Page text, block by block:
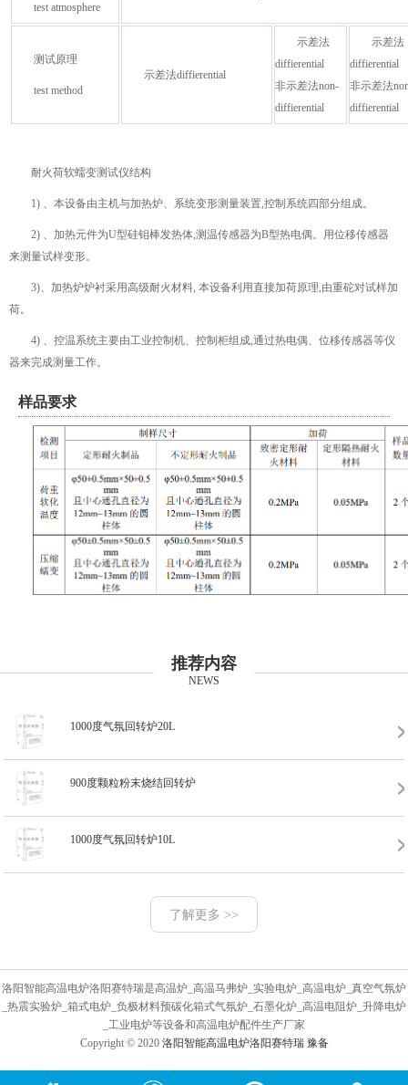
test atmosphere
测试原理
test method
示差法diffierential
示差法
diffierential
非示差法non-
diffierential
示差法
diffierential
非示差法
diffierential
耐火荷软蠕变测试仪结构
1) 、本设备由主机与加热炉、系统变形测量装置,控制系统四部分组成。
2) 、加热元件为U型硅钼棒发热体,测温传感器为B型热电偶。用位移传感器
来测量试样变形。
3)、加热炉炉衬采用高级耐火材料, 本设备利用直接加荷原理,由重砣对试样加
荷。
4) 、控温系统主要由工业控制机、控制柜组成,通过热电偶、位移传感器等仪
器来完成测量工作。
样品要求
推荐内容
NEWS
1000度气氛回转炉20L
900度颗粒粉末烧结回转炉
1000度气氛回转炉10L
了解更多 >>
洛阳智能高温电炉洛阳赛特瑞是高温炉_高温马弗炉_实验电炉_高温电炉_真空气氛炉
_热震实验炉_箱式电炉_负极材料预碳化箱式气氛炉_石墨化炉_高温电阻炉_升降电炉
_工业电炉等设备和高温电炉配件生产厂家
Copyright © 2020 洛阳智能高温电炉洛阳赛特瑞 豫备